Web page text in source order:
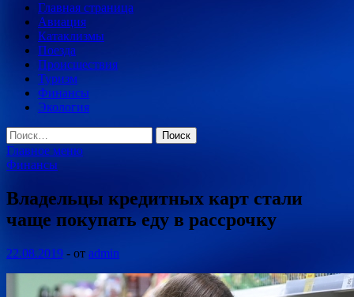
Главная страница
Авиация
Катаклизмы
Поезда
Происшествия
Туризм
Финансы
Экология
Найти:
Главное меню
Финансы
Владельцы кредитных карт стали
чаще покупать еду в рассрочку
22.08.2019 - от admin